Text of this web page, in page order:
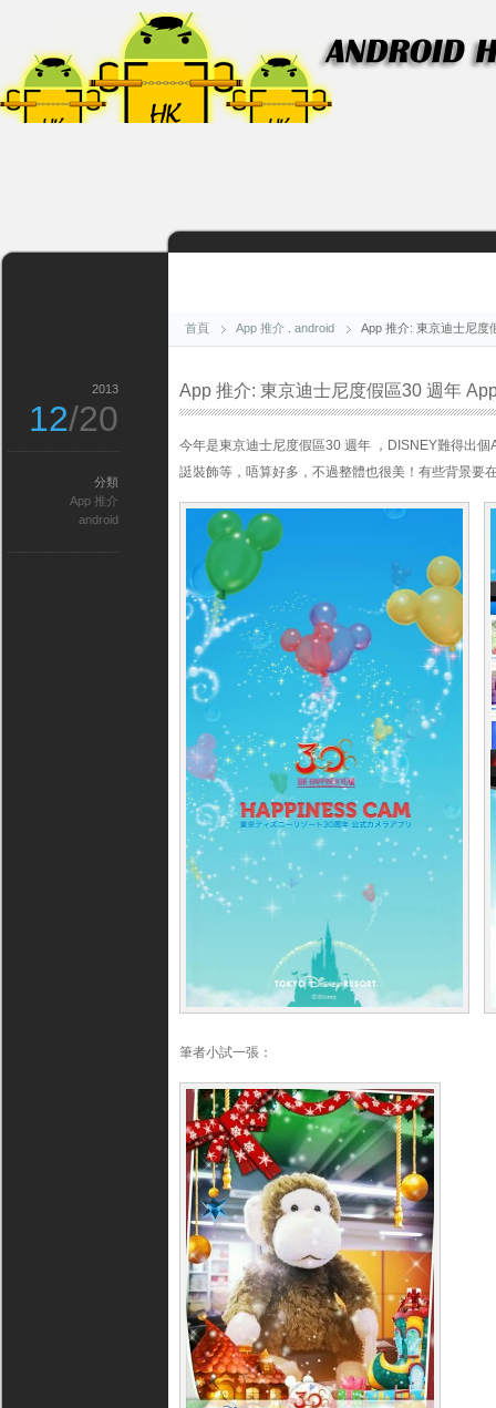
首頁 App 推介 android App 推介: 東京迪士尼度
App 推介: 東京迪士尼度假區30 週年
今年是東京迪士尼度假區30 週年 ，DISNEY難得出
誔裝飾等，唔算好多，不過整體也很美！有些背景要
筆者小試一張：
2013
12/20
分類
App 推介
android